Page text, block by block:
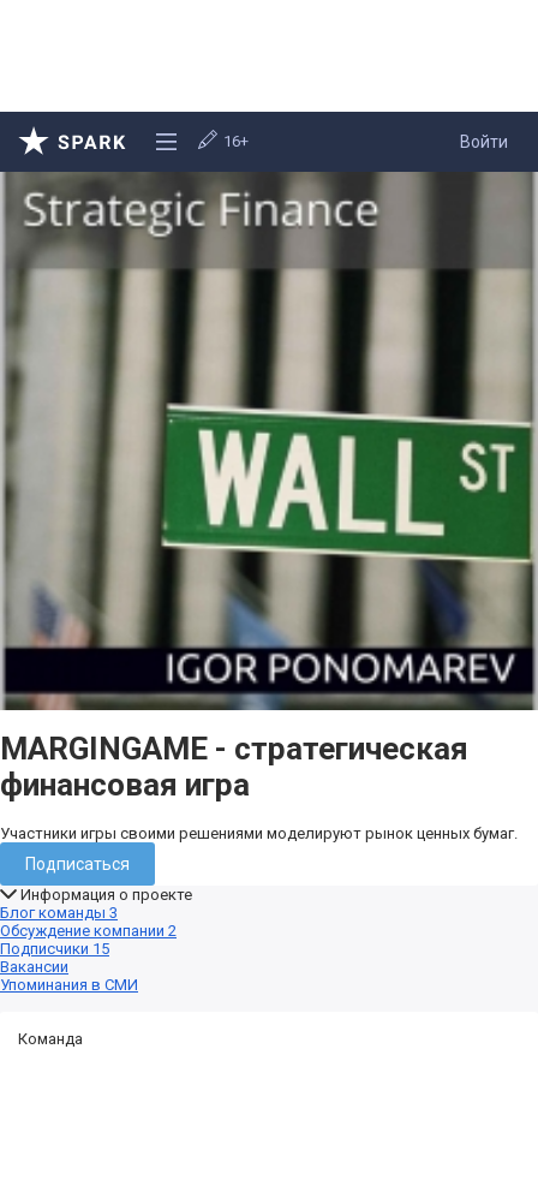
Войти
16+
MARGINGAME - стратегическая
финансовая игра
Участники игры своими решениями моделируют рынок ценных бумаг.
Подписаться
Информация о проекте
Блог команды 3
Обсуждение компании 2
Подписчики 15
Вакансии
Упоминания в СМИ
Команда